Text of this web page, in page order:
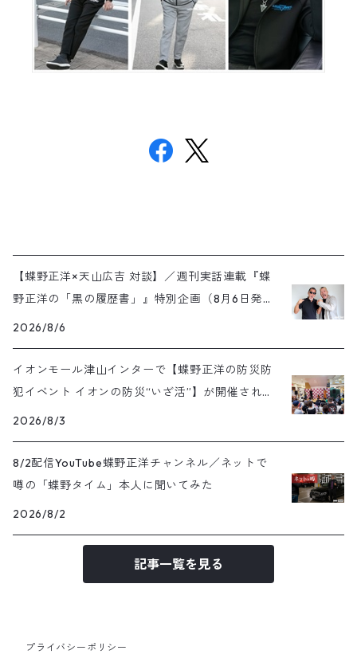
【蝶野正洋×天山広吉 対談】／週刊実話連載『蝶
野正洋の「黒の履歴書」』特別企画（8月6日発売
号）
2026/8/6
イオンモール津山インターで【蝶野正洋の防災防
犯イベント イオンの防災“いざ活”】が開催されま
した
2026/8/3
8/2配信YouTube蝶野正洋チャンネル／ネットで
噂の「蝶野タイム」本人に聞いてみた
2026/8/2
記事一覧を見る
プライバシーポリシー